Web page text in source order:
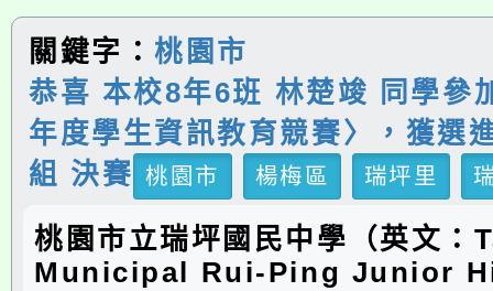
關鍵字：桃園市
恭喜 本校8年6班 林楚竣 同學參
年度學生資訊教育競賽〉，獲選
組 決賽 桃園市 楊梅區 瑞坪里
桃園市立瑞坪國民中學（英文：
Municipal Rui-Ping Junior